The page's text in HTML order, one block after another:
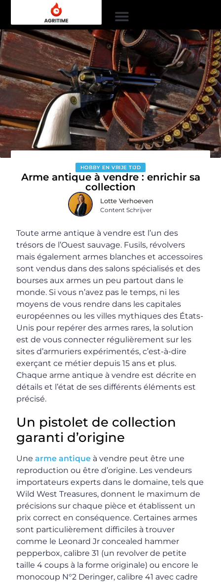
HOBBY EN VRIJE TIJD
Arme antique à vendre : enrichir sa
collection
Lotte Verhoeven
Content Schrijver
Toute arme antique à vendre est l’un des
trésors de l’Ouest sauvage. Fusils, révolvers
mais également armes blanches et accessoires
sont vendus dans des salons spécialisés et des
bourses aux armes un peu partout dans le
monde. Si vous n’avez pas le temps, ni les
moyens de vous rendre dans les capitales
européennes ou les villes mythiques des États-
Unis pour repérer des armes rares, la solution
est de vous connecter régulièrement sur les
sites d’armuriers expérimentés, c’est-à-dire
exerçant ce métier depuis 15 ans et plus.
Chaque arme antique à vendre est décrite en
détails et l’état de ses différents éléments est
précisé.
Un pistolet de collection
garanti d’origine
Unearme antique à vendre peut être une
reproduction ou être d’origine. Les vendeurs
importateurs experts dans le domaine, tels que
Wild West Treasures, donnent le maximum de
précisions sur chaque pièce et établissent un
prix correct en conséquence. Certaines armes
sont particulièrement difficiles à trouver
comme le Leonard Jr concealed hammer
pepperbox, calibre 31 (un revolver de petite
taille 4 coups à la forme originale) ou encore le
monocoup N°2 Deringer, calibre 41 avec cadre